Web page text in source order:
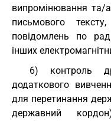
випромінювання та/
письмового
повідомлень по
інших
6) контроль
додаткового
для перетинання
державний